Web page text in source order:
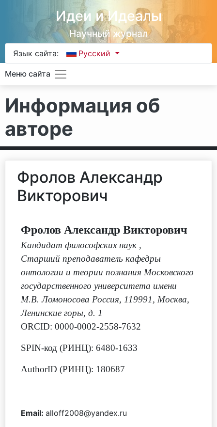
Идеи и Идеалы
Научный журнал
Язык сайта: Русский
Меню сайта
Информация об
авторе
Фролов Александр
Викторович
Фролов Александр Викторович
Кандидат философских наук ,
Старший преподаватель кафедры
онтологии и теории познания Московского
государственного университета имени
М.В. Ломоносова Россия, 119991, Москва,
Ленинские горы, д. 1
ORCID: 0000-0002-2558-7632
SPIN-код (РИНЦ): 6480-1633
AuthorID (РИНЦ): 180687
Email: alloff2008@yandex.ru